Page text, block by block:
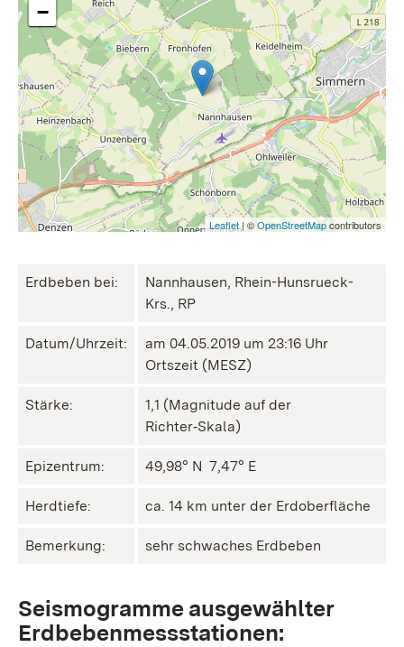
−
Leaflet | ©OpenStreetMapcontributors
Erdbeben bei:
Nannhausen, Rhein-Hunsrueck-
Krs., RP
Datum/Uhrzeit:
am 04.05.2019 um 23:16 Uhr
Ortszeit (MESZ)
Stärke:
1,1 (Magnitude auf der
Richter‑Skala)
Epizentrum: 49,98° N ㅤ 7,47° E
Herdtiefe: ca. 14 km unter der Erdoberfläche
Bemerkung: sehr schwaches Erdbeben
Seismogramme ausgewählter
Erdbebenmessstationen: